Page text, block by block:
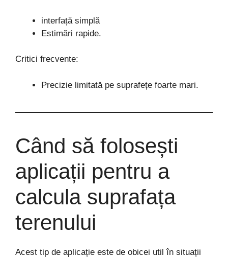
interfață simplă
Estimări rapide.
Critici frecvente:
Precizie limitată pe suprafețe foarte mari.
Când să folosești
aplicații pentru a
calcula suprafața
terenului
Acest tip de aplicație este de obicei util în situații